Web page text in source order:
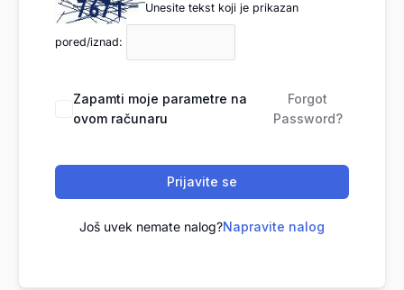
Unesite tekst koji je prikazan
pored/iznad:
Zapamti moje parametre na
ovom računaru
Forgot
Password?
Prijavite se
Još uvek nemate nalog?Napravite nalog